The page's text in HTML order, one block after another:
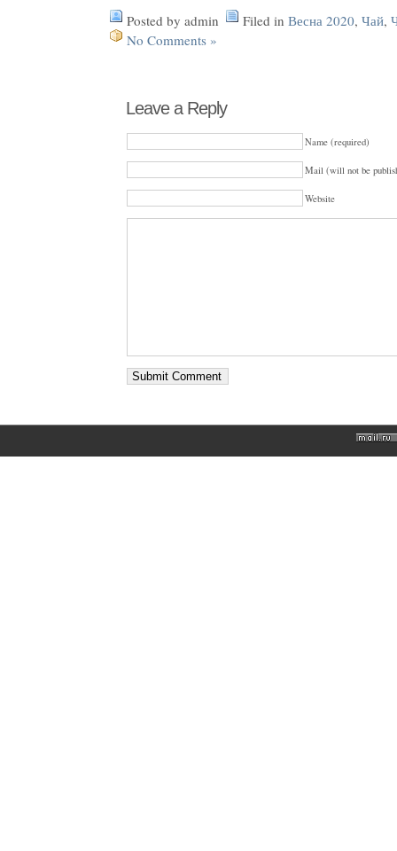
Posted by admin Filed in Весна 2020, Чай,
No Comments »
Leave a Reply
Name (required)
Mail (will not be
Website